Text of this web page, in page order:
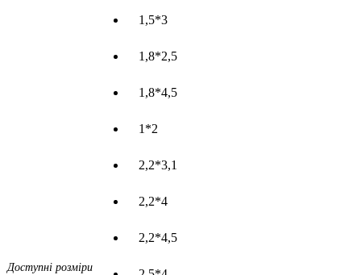
Доступні розміри
1,5*3
1,8*2,5
1,8*4,5
1*2
2,2*3,1
2,2*4
2,2*4,5